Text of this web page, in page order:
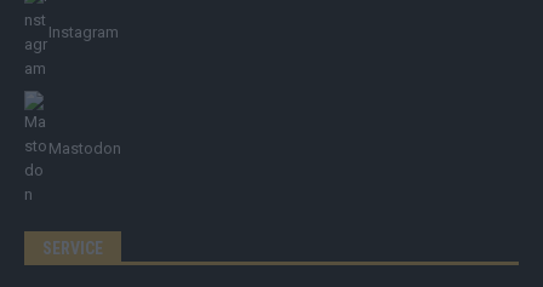
Instagram
Mastodon
SERVICE